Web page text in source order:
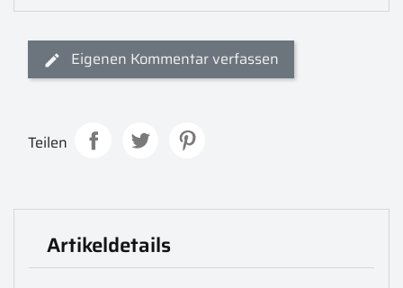
Eigenen Kommentar verfassen
Teilen
Artikeldetails